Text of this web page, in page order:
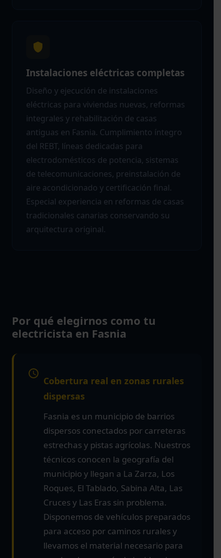
Instalaciones eléctricas completas
Diseño y ejecución de instalaciones
eléctricas para viviendas nuevas, reformas
integrales y rehabilitación de casas
antiguas en Fasnia. Cumplimiento íntegro
del REBT, líneas dedicadas para
electrodomésticos de potencia, sistemas
de telecomunicaciones, preinstalación de
aire acondicionado y certificación final.
Especial experiencia en reformas de casas
tradicionales canarias conservando su
arquitectura original.
Por qué elegirnos como tu
electricista en Fasnia
Cobertura real en zonas rurales
dispersas
Fasnia es un municipio de barrios
dispersos conectados por carreteras
estrechas y pistas agrícolas. Nuestros
técnicos conocen la geografía del
municipio y llegan a La Zarza, Los
Roques, El Tablado, Sabina Alta, Las
Cruces y Las Eras sin problema.
Disponemos de vehículos preparados
para acceso por caminos rurales y
llevamos el material necesario para